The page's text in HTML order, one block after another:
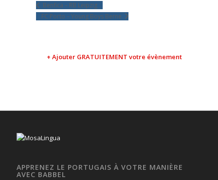
Benfica – RB Leipzig
FC Porto – Young Boys Berne
+ Ajouter GRATUITEMENT votre évènement
APPRENEZ LE PORTUGAIS À VOTRE MANIÈRE
AVEC BABBEL